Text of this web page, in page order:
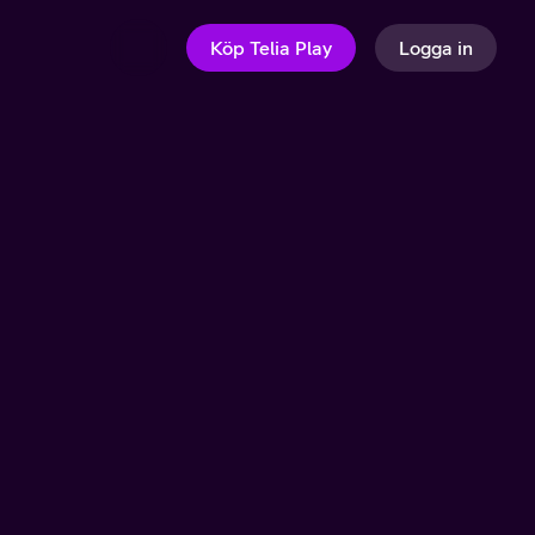
Köp Telia Play Logga in